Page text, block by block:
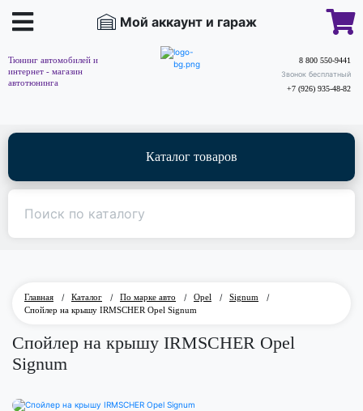
Мой аккаунт и гараж
Тюнинг автомобилей и
интернет - магазин
автотюнинга
8 800 550-9441
Звонок бесплатный
+7 (926) 935-48-82
Каталог товаров
Главная / Каталог / По марке авто / Opel / Signum
/
Спойлер на крышу IRMSCHER Opel Signum
Спойлер на крышу IRMSCHER Opel
Signum